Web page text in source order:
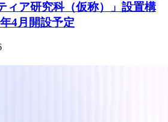
ィア研究科（仮称）」設置構
4月開設予定